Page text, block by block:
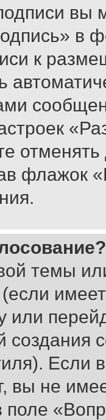
вы
в
к
флажок
темы
или
Если
вы не
поле